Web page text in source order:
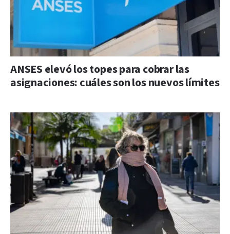
ANSES elevó los topes para cobrar las
asignaciones: cuáles son los nuevos límites